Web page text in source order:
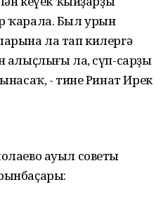
ҡарала. Был урын
ла тап килергә
алыҫлығы ла, сүп-сарҙы
- тине Ринат Ирек
ауыл советы